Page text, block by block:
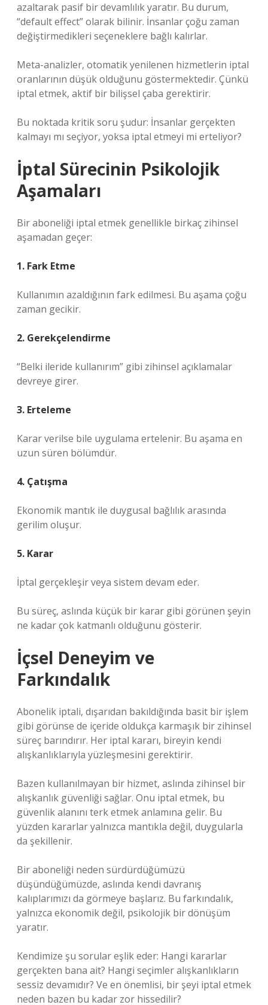
azaltarak pasif bir devamlılık yaratır. Bu durum,
“default effect” olarak bilinir. İnsanlar çoğu zaman
değiştirmedikleri seçeneklere bağlı kalırlar.
Meta-analizler, otomatik yenilenen hizmetlerin iptal
oranlarının düşük olduğunu göstermektedir. Çünkü
iptal etmek, aktif bir bilişsel çaba gerektirir.
Bu noktada kritik soru şudur: İnsanlar gerçekten
kalmayı mı seçiyor, yoksa iptal etmeyi mi erteliyor?
İptal Sürecinin Psikolojik
Aşamaları
Bir aboneliği iptal etmek genellikle birkaç zihinsel
aşamadan geçer:
1. Fark Etme
Kullanımın azaldığının fark edilmesi. Bu aşama çoğu
zaman gecikir.
2. Gerekçelendirme
“Belki ileride kullanırım” gibi zihinsel açıklamalar
devreye girer.
3. Erteleme
Karar verilse bile uygulama ertelenir. Bu aşama en
uzun süren bölümdür.
4. Çatışma
Ekonomik mantık ile duygusal bağlılık arasında
gerilim oluşur.
5. Karar
İptal gerçekleşir veya sistem devam eder.
Bu süreç, aslında küçük bir karar gibi görünen şeyin
ne kadar çok katmanlı olduğunu gösterir.
İçsel Deneyim ve
Farkındalık
Abonelik iptali, dışarıdan bakıldığında basit bir işlem
gibi görünse de içeride oldukça karmaşık bir zihinsel
süreç barındırır. Her iptal kararı, bireyin kendi
alışkanlıklarıyla yüzleşmesini gerektirir.
Bazen kullanılmayan bir hizmet, aslında zihinsel bir
alışkanlık güvenliği sağlar. Onu iptal etmek, bu
güvenlik alanını terk etmek anlamına gelir. Bu
yüzden kararlar yalnızca mantıkla değil, duygularla
da şekillenir.
Bir aboneliği neden sürdürdüğümüzü
düşündüğümüzde, aslında kendi davranış
kalıplarımızı da görmeye başlarız. Bu farkındalık,
yalnızca ekonomik değil, psikolojik bir dönüşüm
yaratır.
Kendimize şu sorular eşlik eder: Hangi kararlar
gerçekten bana ait? Hangi seçimler alışkanlıkların
sessiz devamıdır? Ve en önemlisi, bir şeyi iptal etmek
neden bazen bu kadar zor hissedilir?